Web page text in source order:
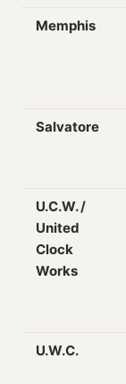
Memphis
Salvatore
U.C.W. /
United
Clock
Works
U.W.C.